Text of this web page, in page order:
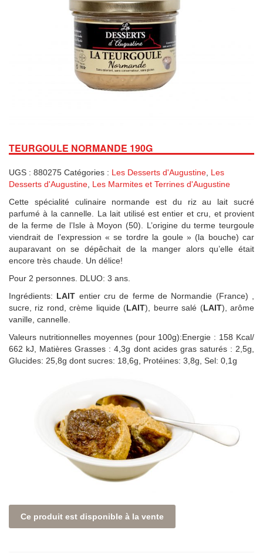
TEURGOULE NORMANDE 190G
UGS : 880275 Catégories : Les Desserts d'Augustine Les
Desserts d'Augustine Les Marmites et Terrines d'Augustine
Cette spécialité culinaire normande est du riz au lait sucré
parfumé à la cannelle. La lait utilisé est entier et cru, et provient
de la ferme de l’Isle à Moyon (50). L’origine du terme teurgoule
viendrait de l’expression « se tordre la goule » (la bouche) car
auparavant on se dépêchait de la manger alors qu’elle était
encore très chaude. Un délice!
Pour 2 personnes. DLUO: 3 ans.
Ingrédients: LAIT entier cru de ferme de Normandie (France) ,
sucre, riz rond, crème liquide (LAIT), beurre salé (LAIT), arôme
vanille, cannelle.
Valeurs nutritionnelles moyennes (pour 100g):Energie : 158 Kcal/
662 kJ, Matières Grasses : 4,3g dont acides gras saturés : 2,5g,
Glucides: 25,8g dont sucres: 18,6g, Protéines: 3,8g, Sel: 0,1g
Ce produit est disponible à la vente